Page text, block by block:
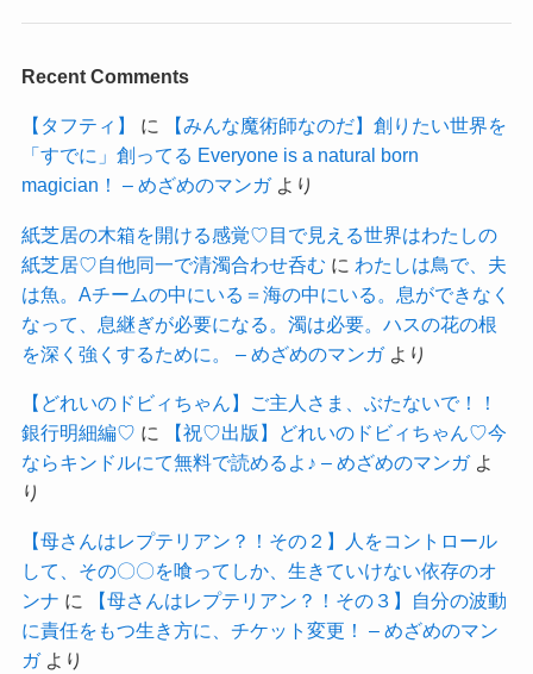
Recent Comments
【タフティ】 に
【みんな魔術師なのだ】創りたい世界を
「すでに」創ってる Everyone is a natural born
magician！ – めざめのマンガより
紙芝居の木箱を開ける感覚♡目で見える世界はわたしの
紙芝居♡自他同一で清濁合わせ呑む に わたしは鳥で、夫
は魚。Aチームの中にいる＝海の中にいる。息ができなく
なって、息継ぎが必要になる。濁は必要。ハスの花の根
を深く強くするために。 – めざめのマンガより
【どれいのドビィちゃん】ご主人さま、ぶたないで！！
銀行明細編♡ に
【祝♡出版】どれいのドビィちゃん♡今
ならキンドルにて無料で読めるよ♪ – めざめのマンガよ
り
【母さんはレプテリアン？！その２】人をコントロール
して、その〇〇を喰ってしか、生きていけない依存のオ
ンナ に
【母さんはレプテリアン？！その３】自分の波動
に責任をもつ生き方に、チケット変更！ – めざめのマン
ガより